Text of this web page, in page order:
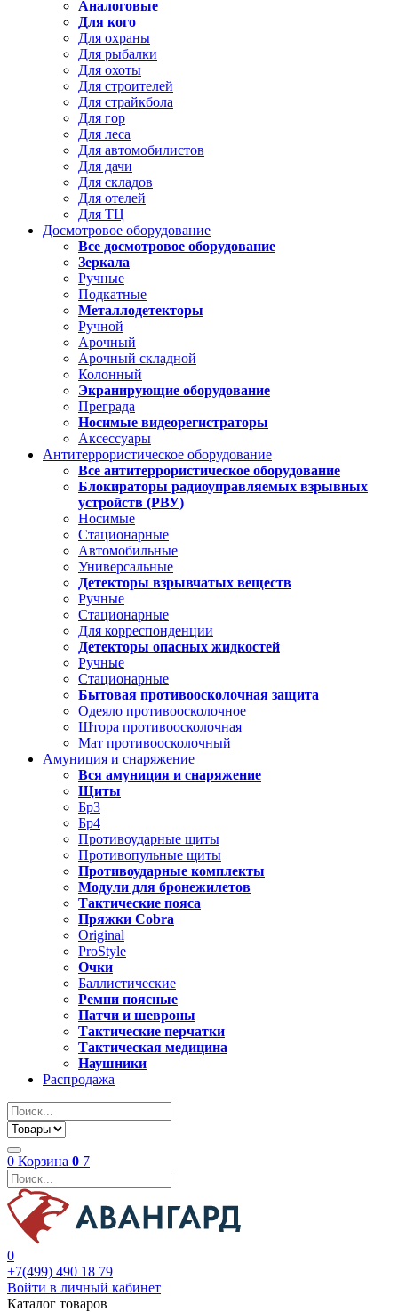
Аналоговые
Для кого
Для охраны
Для рыбалки
Для охоты
Для строителей
Для страйкбола
Для гор
Для леса
Для автомобилистов
Для дачи
Для складов
Для отелей
Для ТЦ
Досмотровое оборудование
Все досмотровое оборудование
Зеркала
Ручные
Подкатные
Металлодетекторы
Ручной
Арочный
Арочный складной
Колонный
Экранирующие оборудование
Преграда
Носимые видеорегистраторы
Аксессуары
Антитеррористическое оборудование
Все антитеррористическое оборудование
Блокираторы радиоуправляемых взрывных
устройств (РВУ)
Носимые
Стационарные
Автомобильные
Универсальные
Детекторы взрывчатых веществ
Ручные
Стационарные
Для корреспонденции
Детекторы опасных жидкостей
Ручные
Стационарные
Бытовая противоосколочная защита
Одеяло противоосколочное
Штора противоосколочная
Мат противоосколочный
Амуниция и снаряжение
Вся амуниция и снаряжение
Щиты
Бр3
Бр4
Противоударные щиты
Противопульные щиты
Противоударные комплекты
Модули для бронежилетов
Тактические пояса
Пряжки Cobra
Original
ProStyle
Очки
Баллистические
Ремни поясные
Патчи и шевроны
Тактические перчатки
Тактическая медицина
Наушники
Распродажа
0 Корзина 0 7
0
+7(499) 490 18 79
Войти в личный кабинет
Каталог товаров